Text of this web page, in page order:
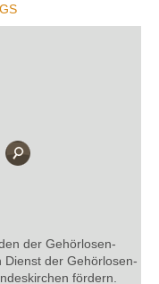
der Gehör­losen­
Dienst der Gehör­losen­
fördern.